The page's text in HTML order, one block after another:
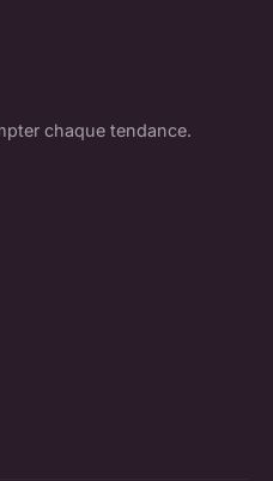
chaque tendance.